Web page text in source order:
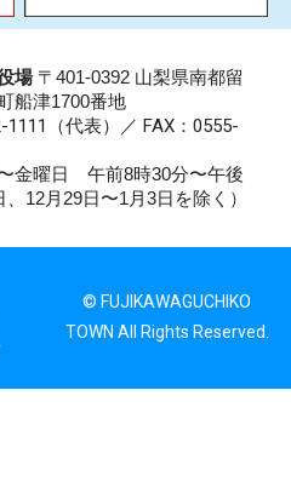
場〒401-0392 山梨県南都留
船津1700番地
1111 （代表）／ FAX：0555-
金曜日 午前8時30分〜午後
12月29日〜1月3日を除く）
© FUJIKAWAGUCHIKO
TOWN All Rights Reserved.